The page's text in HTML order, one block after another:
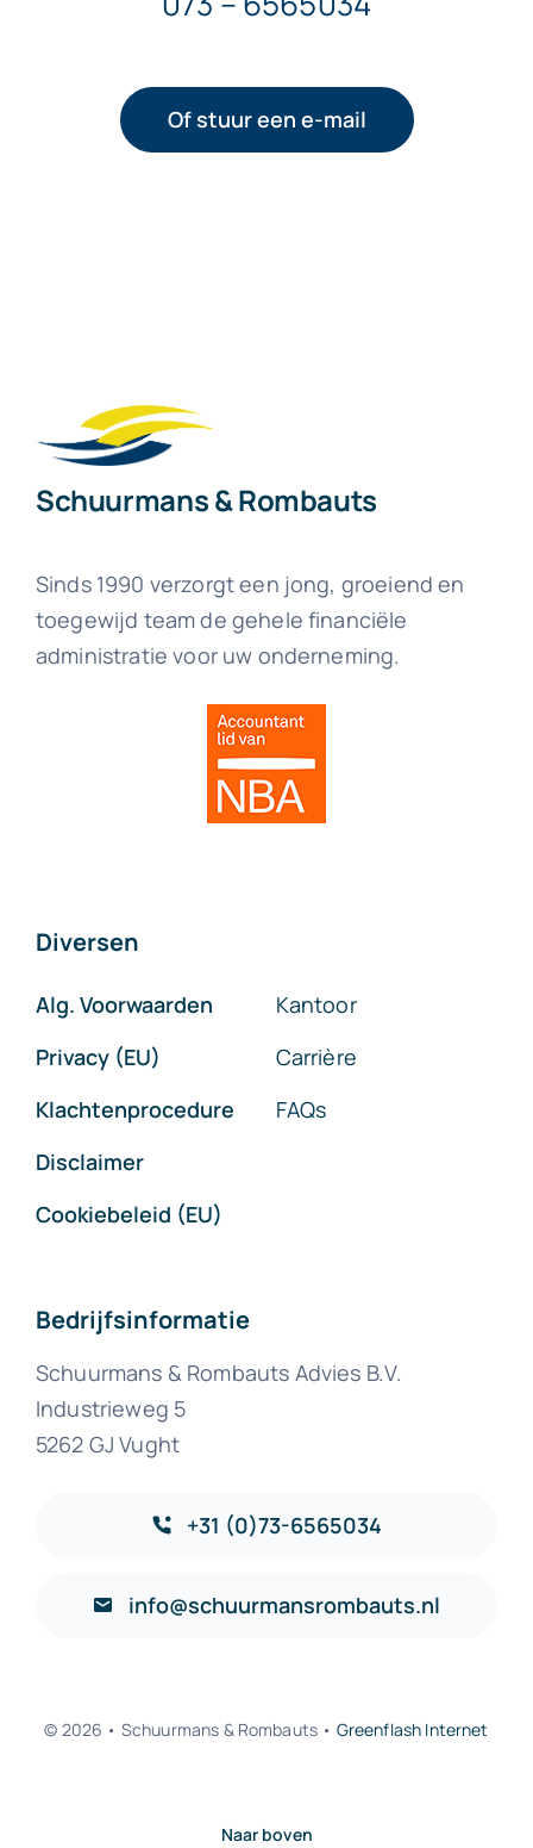
Of stuur een e-mail
Schuurmans & Rombauts
Sinds 1990 verzorgt een jong, groeiend en
toegewijd team de gehele financiële
administratie voor uw onderneming.
Diversen
Alg. Voorwaarden
Privacy (EU)
Klachtenprocedure
Disclaimer
Cookiebeleid (EU)
Kantoor
Carrière
FAQs
Bedrijfsinformatie
Schuurmans & Rombauts Advies B.V.
Industrieweg 5
5262 GJ Vught
+31 (0)73-6565034
info@schuurmansrombauts.nl
© 2026 • Schuurmans & Rombauts • Greenflash Internet
Naar boven